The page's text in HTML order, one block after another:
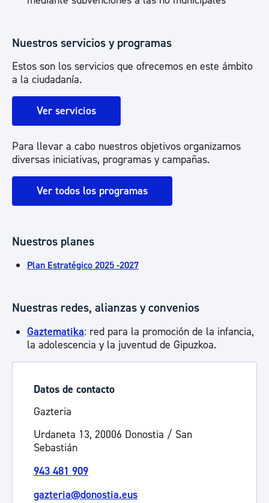
Nuestros servicios y programas
Estos son los servicios que ofrecemos en este ámbito
a la ciudadanía.
Ver servicios
Para llevar a cabo nuestros objetivos organizamos
diversas iniciativas, programas y campañas.
Ver todos los programas
Nuestros planes
Plan Estratégico 2025 -2027
Nuestras redes, alianzas y convenios
Gaztematika: red para la promoción de la infancia,
la adolescencia y la juventud de Gipuzkoa.
Datos de contacto
Gazteria
Urdaneta 13, 20006 Donostia / San
Sebastián
943 481 909
gazteria@donostia.eus